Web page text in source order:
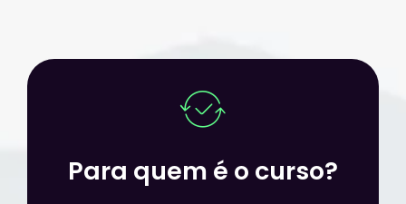
Para quem é o curso?